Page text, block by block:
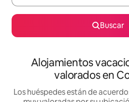
Buscar
Alojamientos
valorados en
Los huéspedes están de